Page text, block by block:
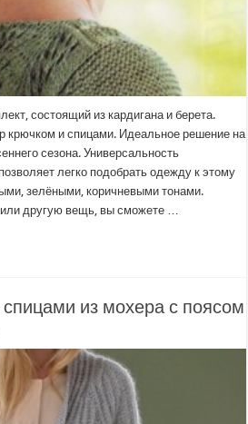
состоящий из кардигана и берета.
крючком и спицами. Идеальное решение на
сезона. Универсальность
легко подобрать одежду к этому
зелёными, коричневыми тонами.
другую вещь, вы сможете …
из мохера с поясом